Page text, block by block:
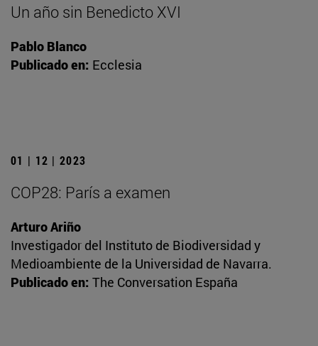
Un año sin Benedicto XVI
Pablo Blanco
Publicado en: Ecclesia
01 | 12 | 2023
COP28: París a examen
Arturo Ariño
Investigador del Instituto de Biodiversidad y
Medioambiente de la Universidad de Navarra.
Publicado en: The Conversation España